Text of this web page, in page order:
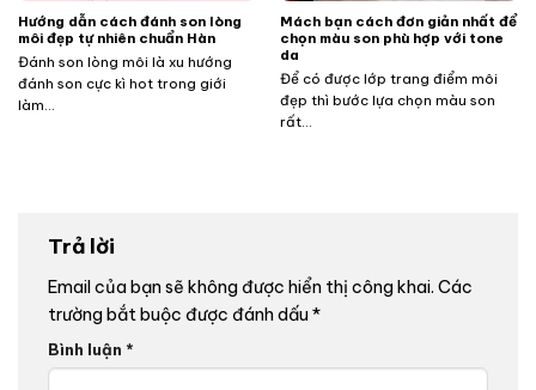
Hướng dẫn cách đánh son lòng
môi đẹp tự nhiên chuẩn Hàn
Đánh son lòng môi là xu hướng
đánh son cực kì hot trong giới
làm...
Mách bạn cách đơn giản nhất để
chọn màu son phù hợp với tone
da
Để có được lớp trang điểm môi
đẹp thì bước lựa chọn màu son
rất...
Trả lời
Email của bạn sẽ không được hiển thị công khai. Các
trường bắt buộc được đánh dấu *
Bình luận *